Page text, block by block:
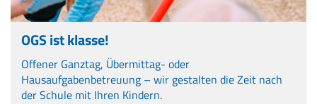
OGS ist klasse!
Offener Ganztag, Übermittag- oder
Hausaufgabenbetreuung – wir gestalten die Zeit nach
der Schule mit Ihren Kindern.